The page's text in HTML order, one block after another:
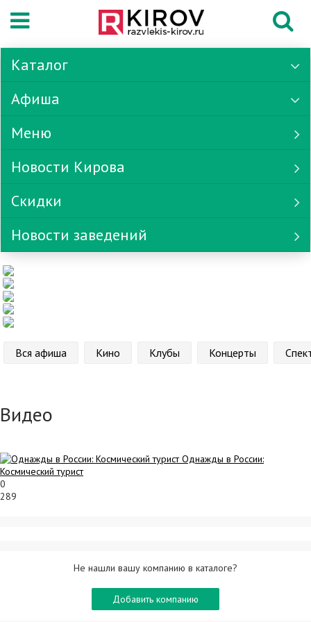
Каталог
Афиша
Меню
Новости Кирова
Скидки
Новости заведений
Вся афиша Кино Клубы Концерты
Видео
Однажды в России:
Космический турист
0
289
Не нашли вашу компанию в каталоге?
Добавить компанию